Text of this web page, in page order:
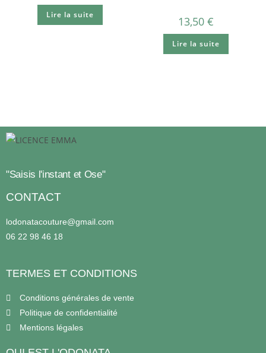
Lire la suite 13,50 €
Lire la suite
"Saisis l'instant et Ose"
CONTACT
lodonatacouture@gmail.com
06 22 98 46 18
TERMES ET CONDITIONS
Conditions générales de vente
Politique de confidentialité
Mentions légales